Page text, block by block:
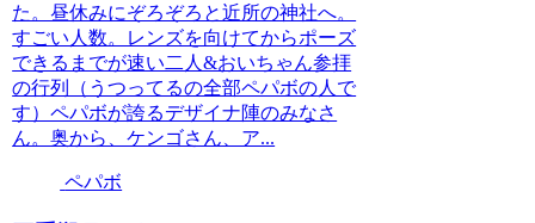
た。昼休みにぞろぞろと近所の神社へ。
すごい人数。レンズを向けてからポーズ
できるまでが速い二人&おいちゃん参拝
の行列（うつってるの全部ペパボの人で
す）ペパボが誇るデザイナ陣のみなさ
ん。奥から、ケンゴさん、ア...
ペパボ